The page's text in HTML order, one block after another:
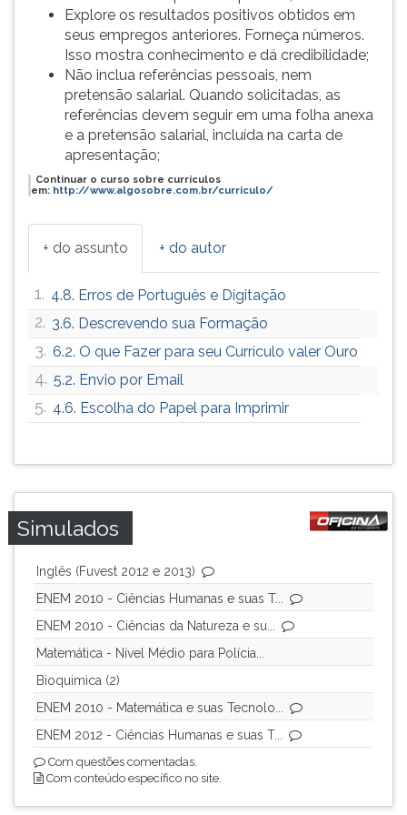
Explore os resultados positivos obtidos em
seus empregos anteriores. Forneça números.
Isso mostra conhecimento e dá credibilidade;
Não inclua referências pessoais, nem
pretensão salarial. Quando solicitadas, as
referências devem seguir em uma folha anexa
e a pretensão salarial, incluída na carta de
apresentação;
Continuar o curso sobre currículos
em: http://www.algosobre.com.br/curriculo/
+ do assunto + do autor
1. 4.8. Erros de Português e Digitação
2. 3.6. Descrevendo sua Formação
3. 6.2. O que Fazer para seu Currículo valer Ouro
4. 5.2. Envio por Email
5. 4.6. Escolha do Papel para Imprimir
Simulados
Inglês (Fuvest 2012 e 2013)
ENEM 2010 - Ciências Humanas e suas T...
ENEM 2010 - Ciências da Natureza e su...
Matemática - Nível Médio para Polícia...
Bioquimica (2)
ENEM 2010 - Matemática e suas Tecnolo...
ENEM 2012 - Ciências Humanas e suas T...
Com questões comentadas.
Com conteúdo específico no site.